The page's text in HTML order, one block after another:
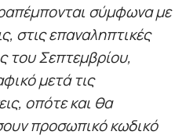
σύμφωνα με
στις επαναληπτικές
του Σεπτεμβρίου,
μετά τις
οπότε και θα
προσωπικό κωδικό